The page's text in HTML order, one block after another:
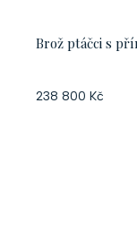
Brož ptáčci s
238 800 Kč